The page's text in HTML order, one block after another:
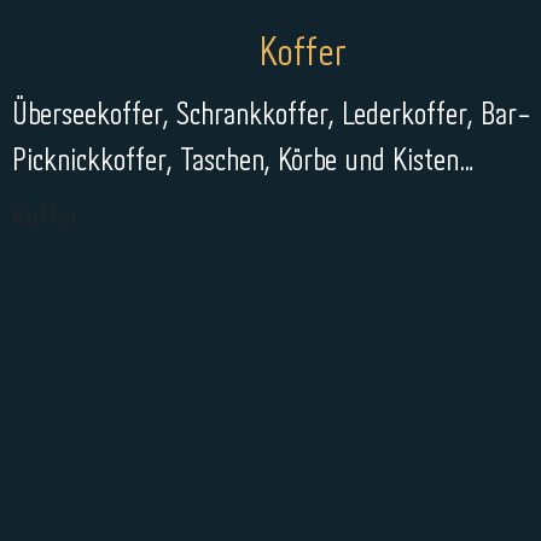
Koffer
Überseekoffer, Schrankkoffer, Lederkoffer, Bar-
Picknickkoffer, Taschen, Körbe und Kisten…